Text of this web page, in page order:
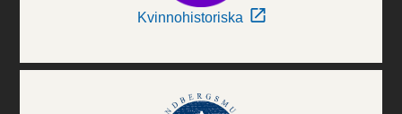
Kvinnohistoriska